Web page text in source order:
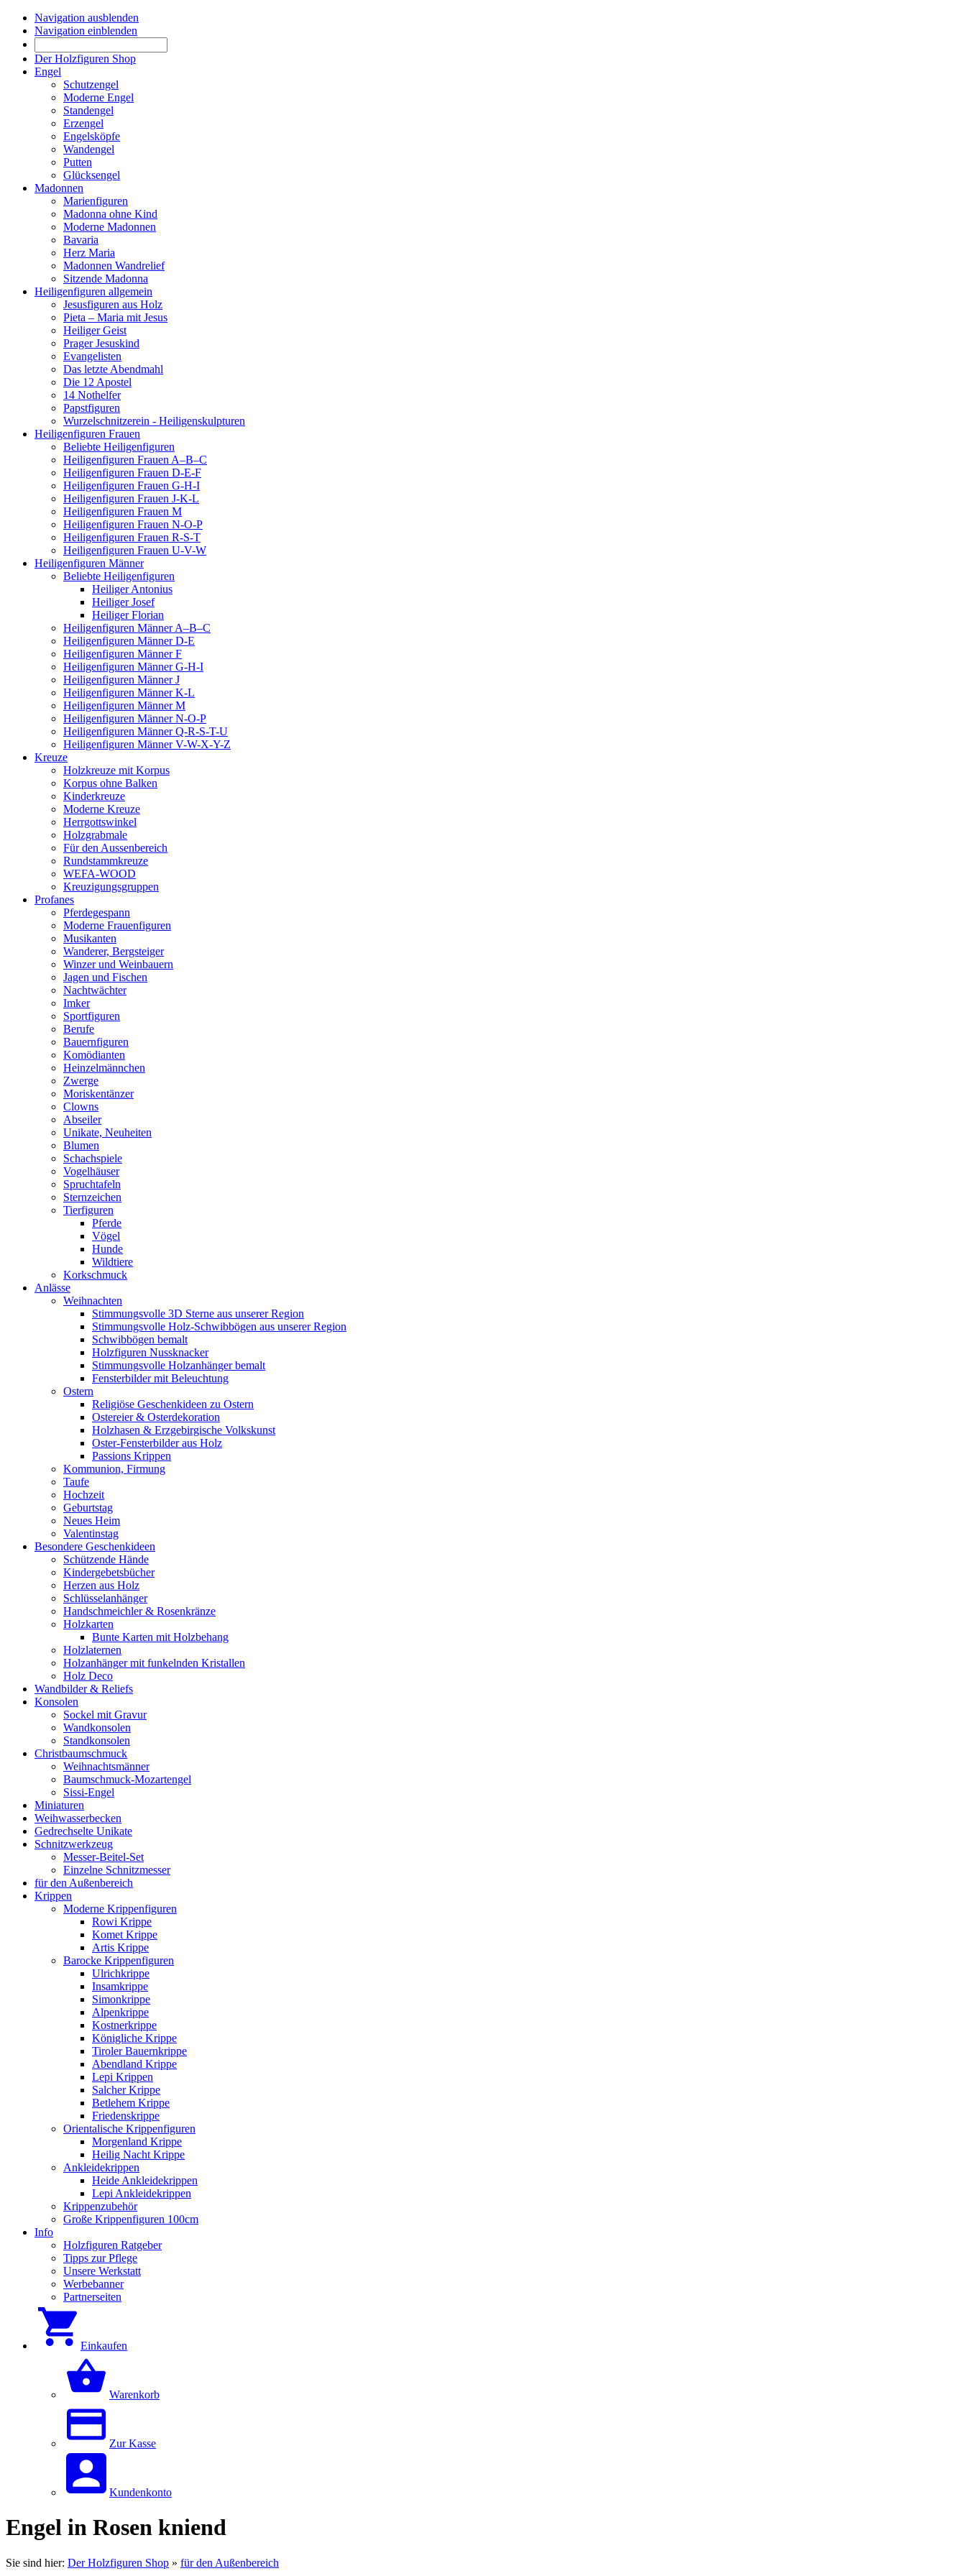
Navigation ausblenden
Navigation einblenden
Der Holzfiguren Shop
Engel
Schutzengel
Moderne Engel
Standengel
Erzengel
Engelsköpfe
Wandengel
Putten
Glücksengel
Madonnen
Marienfiguren
Madonna ohne Kind
Moderne Madonnen
Bavaria
Herz Maria
Madonnen Wandrelief
Sitzende Madonna
Heiligenfiguren allgemein
Jesusfiguren aus Holz
Pieta – Maria mit Jesus
Heiliger Geist
Prager Jesuskind
Evangelisten
Das letzte Abendmahl
Die 12 Apostel
14 Nothelfer
Papstfiguren
Wurzelschnitzerein - Heiligenskulpturen
Heiligenfiguren Frauen
Beliebte Heiligenfiguren
Heiligenfiguren Frauen A–B–C
Heiligenfiguren Frauen D-E-F
Heiligenfiguren Frauen G-H-I
Heiligenfiguren Frauen J-K-L
Heiligenfiguren Frauen M
Heiligenfiguren Frauen N-O-P
Heiligenfiguren Frauen R-S-T
Heiligenfiguren Frauen U-V-W
Heiligenfiguren Männer
Beliebte Heiligenfiguren
Heiliger Antonius
Heiliger Josef
Heiliger Florian
Heiligenfiguren Männer A–B–C
Heiligenfiguren Männer D-E
Heiligenfiguren Männer F
Heiligenfiguren Männer G-H-I
Heiligenfiguren Männer J
Heiligenfiguren Männer K-L
Heiligenfiguren Männer M
Heiligenfiguren Männer N-O-P
Heiligenfiguren Männer Q-R-S-T-U
Heiligenfiguren Männer V-W-X-Y-Z
Kreuze
Holzkreuze mit Korpus
Korpus ohne Balken
Kinderkreuze
Moderne Kreuze
Herrgottswinkel
Holzgrabmale
Für den Aussenbereich
Rundstammkreuze
WEFA-WOOD
Kreuzigungsgruppen
Profanes
Pferdegespann
Moderne Frauenfiguren
Musikanten
Wanderer, Bergsteiger
Winzer und Weinbauern
Jagen und Fischen
Nachtwächter
Imker
Sportfiguren
Berufe
Bauernfiguren
Komödianten
Heinzelmännchen
Zwerge
Moriskentänzer
Clowns
Abseiler
Unikate, Neuheiten
Blumen
Schachspiele
Vogelhäuser
Spruchtafeln
Sternzeichen
Tierfiguren
Pferde
Vögel
Hunde
Wildtiere
Korkschmuck
Anlässe
Weihnachten
Stimmungsvolle 3D Sterne aus unserer Region
Stimmungsvolle Holz-Schwibbögen aus unserer Region
Schwibbögen bemalt
Holzfiguren Nussknacker
Stimmungsvolle Holzanhänger bemalt
Fensterbilder mit Beleuchtung
Ostern
Religiöse Geschenkideen zu Ostern
Ostereier & Osterdekoration
Holzhasen & Erzgebirgische Volkskunst
Oster-Fensterbilder aus Holz
Passions Krippen
Kommunion, Firmung
Taufe
Hochzeit
Geburtstag
Neues Heim
Valentinstag
Besondere Geschenkideen
Schützende Hände
Kindergebetsbücher
Herzen aus Holz
Schlüsselanhänger
Handschmeichler & Rosenkränze
Holzkarten
Bunte Karten mit Holzbehang
Holzlaternen
Holzanhänger mit funkelnden Kristallen
Holz Deco
Wandbilder & Reliefs
Konsolen
Sockel mit Gravur
Wandkonsolen
Standkonsolen
Christbaumschmuck
Weihnachtsmänner
Baumschmuck-Mozartengel
Sissi-Engel
Miniaturen
Weihwasserbecken
Gedrechselte Unikate
Schnitzwerkzeug
Messer-Beitel-Set
Einzelne Schnitzmesser
für den Außenbereich
Krippen
Moderne Krippenfiguren
Rowi Krippe
Komet Krippe
Artis Krippe
Barocke Krippenfiguren
Ulrichkrippe
Insamkrippe
Simonkrippe
Alpenkrippe
Kostnerkrippe
Königliche Krippe
Tiroler Bauernkrippe
Abendland Krippe
Lepi Krippen
Salcher Krippe
Betlehem Krippe
Friedenskrippe
Orientalische Krippenfiguren
Morgenland Krippe
Heilig Nacht Krippe
Ankleidekrippen
Heide Ankleidekrippen
Lepi Ankleidekrippen
Krippenzubehör
Große Krippenfiguren 100cm
Info
Holzfiguren Ratgeber
Tipps zur Pflege
Unsere Werkstatt
Werbebanner
Partnerseiten
Einkaufen
Warenkorb
Zur Kasse
Kundenkonto
Engel in Rosen kniend
Sie sind hier: Der Holzfiguren Shop » für den Außenbereich